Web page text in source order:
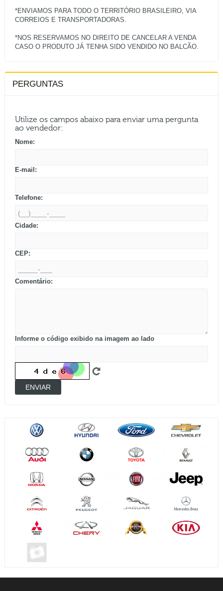
*ENVIAMOS PARA TODO O TERRITÓRIO BRASILEIRO, VIA
CORREIOS E TRANSPORTADORAS.
*NOS RESERVAMOS NO DIREITO DE CANCELAR A VENDA
PERGUNTAS
Utilize os campos abaixo para enviar uma pergunta
ao vendedor:
Nome:
E-mail:
Telefone:
Cidade:
CEP:
Comentário:
Informe o código exibido na imagem ao lado
ENVIAR